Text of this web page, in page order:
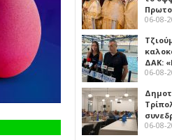
06-08-
ΔΑΚ:
06-08-
06-08-